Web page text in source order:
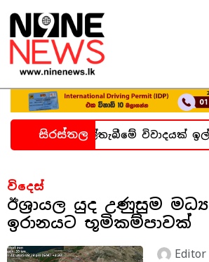
සිරස්තල
කල්තැබීමේ විවාදයක් ඉල්ලා
විදෙස්
ඊශ්‍රායල යුද උණුසුම
ඉරානයට භූමිකම්පාවක්
Editor